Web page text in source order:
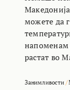
можете да
напоменам
растат во
Занимливости/